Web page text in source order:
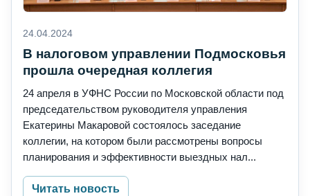
24.04.2024
В налоговом управлении Подмосковья
прошла очередная коллегия
24 апреля в УФНС России по Московской области под
председательством руководителя управления
Екатерины Макаровой состоялось заседание
коллегии, на котором были рассмотрены вопросы
планирования и эффективности выездных нал...
Читать новость